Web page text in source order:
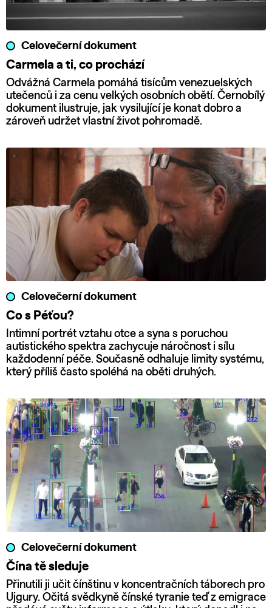
Celovečerní dokument
Carmela a ti, co prochází
Odvážná Carmela pomáhá tisícům venezuelských
utečenců i za cenu velkých osobních obětí. Černobílý
dokument ilustruje, jak vysilující je konat dobro a
zároveň udržet vlastní život pohromadě.
Celovečerní dokument
Co s Péťou?
Intimní portrét vztahu otce a syna s poruchou
autistického spektra zachycuje náročnost i sílu
každodenní péče. Současně odhaluje limity systému,
který příliš často spoléhá na oběti druhých.
Celovečerní dokument
Čína tě sleduje
Přinutili ji učit čínštinu v koncentračních táborech pro
Ujgury. Očitá svědkyně čínské tyranie teď z emigrace